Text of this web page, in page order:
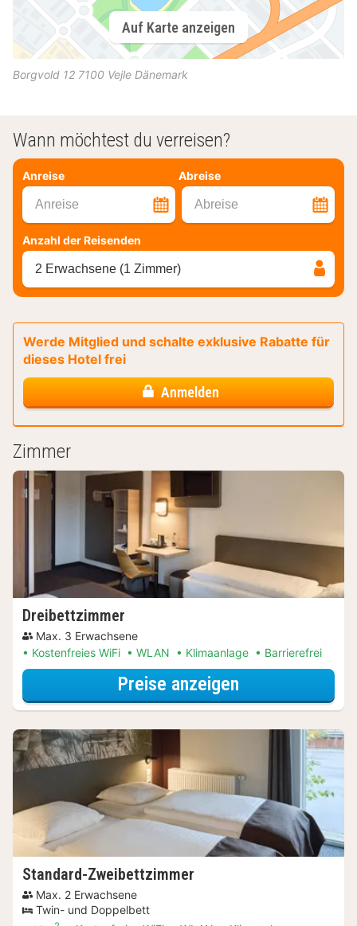
Auf Karte anzeigen
Borgvold 12 7100 Vejle Dänemark
Wann möchtest du verreisen?
Anreise Abreise
Anreise Abreise
Anzahl der Reisenden
2 Erwachsene (1 Zimmer)
Werde Mitglied und schalte exklusive Rabatte für
dieses Hotel frei
Anmelden
Zimmer
Dreibettzimmer
Max. 3 Erwachsene
Kostenfreies WiFi
WLAN Klimaanlage Barrierefrei
Preise anzeigen
Standard-Zweibettzimmer
Max. 2 Erwachsene
Twin- und Doppelbett